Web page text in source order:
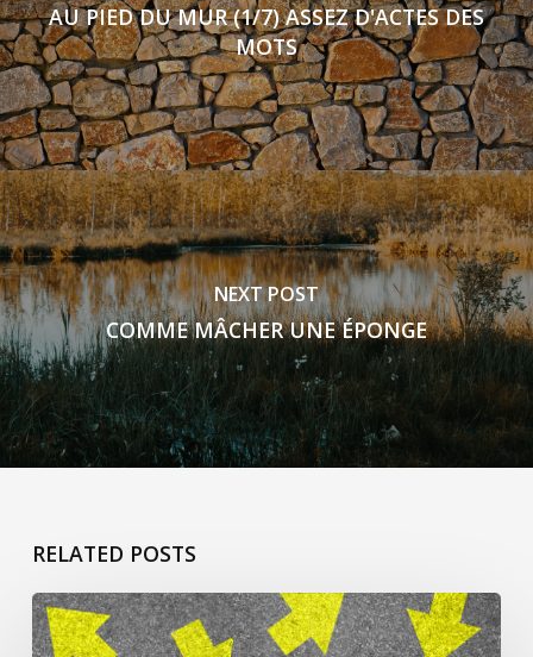
AU PIED DU MUR (1/7) ASSEZ D'ACTES DES
MOTS
NEXT POST
COMME MÂCHER UNE ÉPONGE
RELATED POSTS
ça
commence